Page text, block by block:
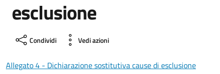
esclusione
Condividi Vedi azioni
Allegato 4 - Dichiarazione sostitutiva cause di esclusione